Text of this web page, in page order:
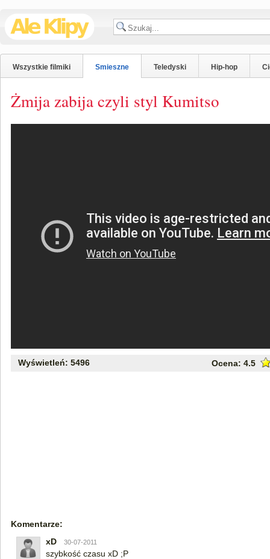
Wszystkie filmiki Smieszne Teledyski Hip-hop
Żmija zabija czyli styl Kumitso
Wyświetleń: 5496 Ocena: 4.5
Komentarze:
xD
30-07-2011
szybkość czasu xD ;P